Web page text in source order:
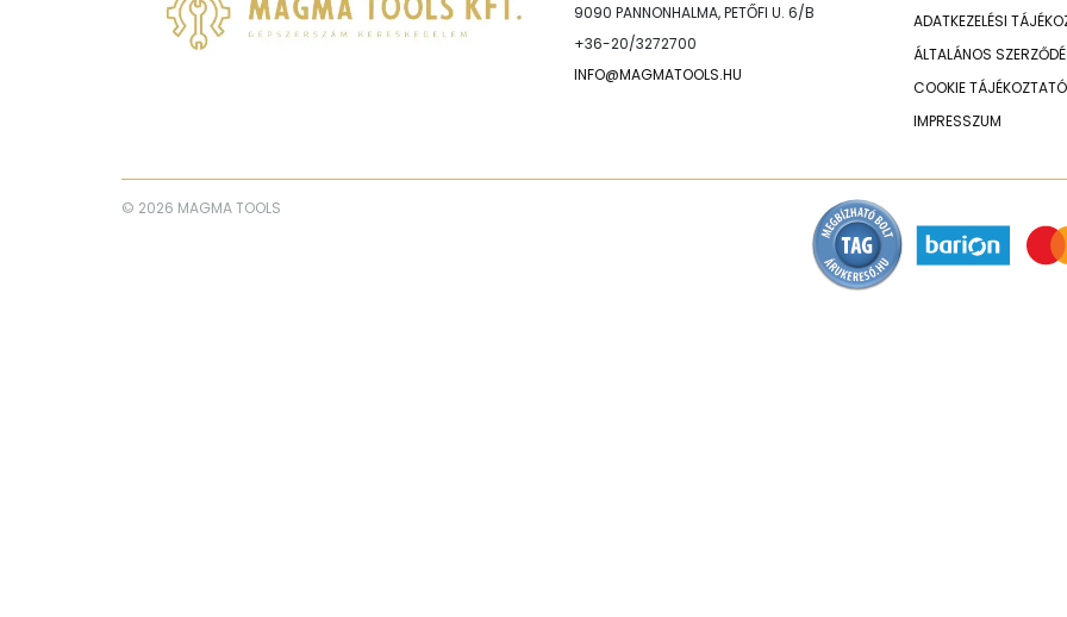
9090 PANNONHALMA, PETŐFI U. 6/B
+36-20/3272700
INFO@MAGMATOOLS.HU
ADATKEZELÉSI
ÁLTALÁNOS
COOKIE TÁJÉKOZTATÓ
IMPRESSZUM
© 2026 MAGMA TOOLS